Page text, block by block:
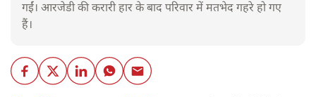
गईं। आरजेडी की करारी हार के बाद परिवार में मतभेद गहरे हो गए
हैं।